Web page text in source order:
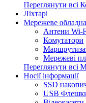
Переглянути всі
Ліхтарі
Мережеве
Антени Wi-
Комутатори
Мережеві
Переглянути всі
Носії інформації
SSD
USB